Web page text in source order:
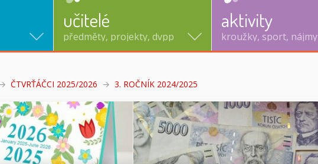
učitelé
předměty, projekty, dvpp
aktivity
kroužky, sport, nájmy
ČTVRŤÁČCI 2025/2026 3. ROČNÍK 2024/2025